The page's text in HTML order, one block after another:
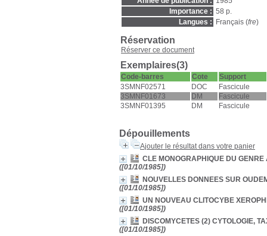
Importance : 58 p.
Langues :
Français (fre)
Réservation
Réserver ce document
Exemplaires(3)
Code-barres Cote
Support
3SMNF02571
DOC
Fascicule
3SMNF01673
DM
Fascicule
3SMNF01395
DM Fascicule
Dépouillements
Ajouter le résultat dans votre panier
CLE MONOGRAPHIQUE DU
([01/10/1985])
NOUVELLES DONNEES SUR
([01/10/1985])
UN NOUVEAU CLITOCYBE
([01/10/1985])
DISCOMYCETES (2) CYTOLOGIE,
([01/10/1985])